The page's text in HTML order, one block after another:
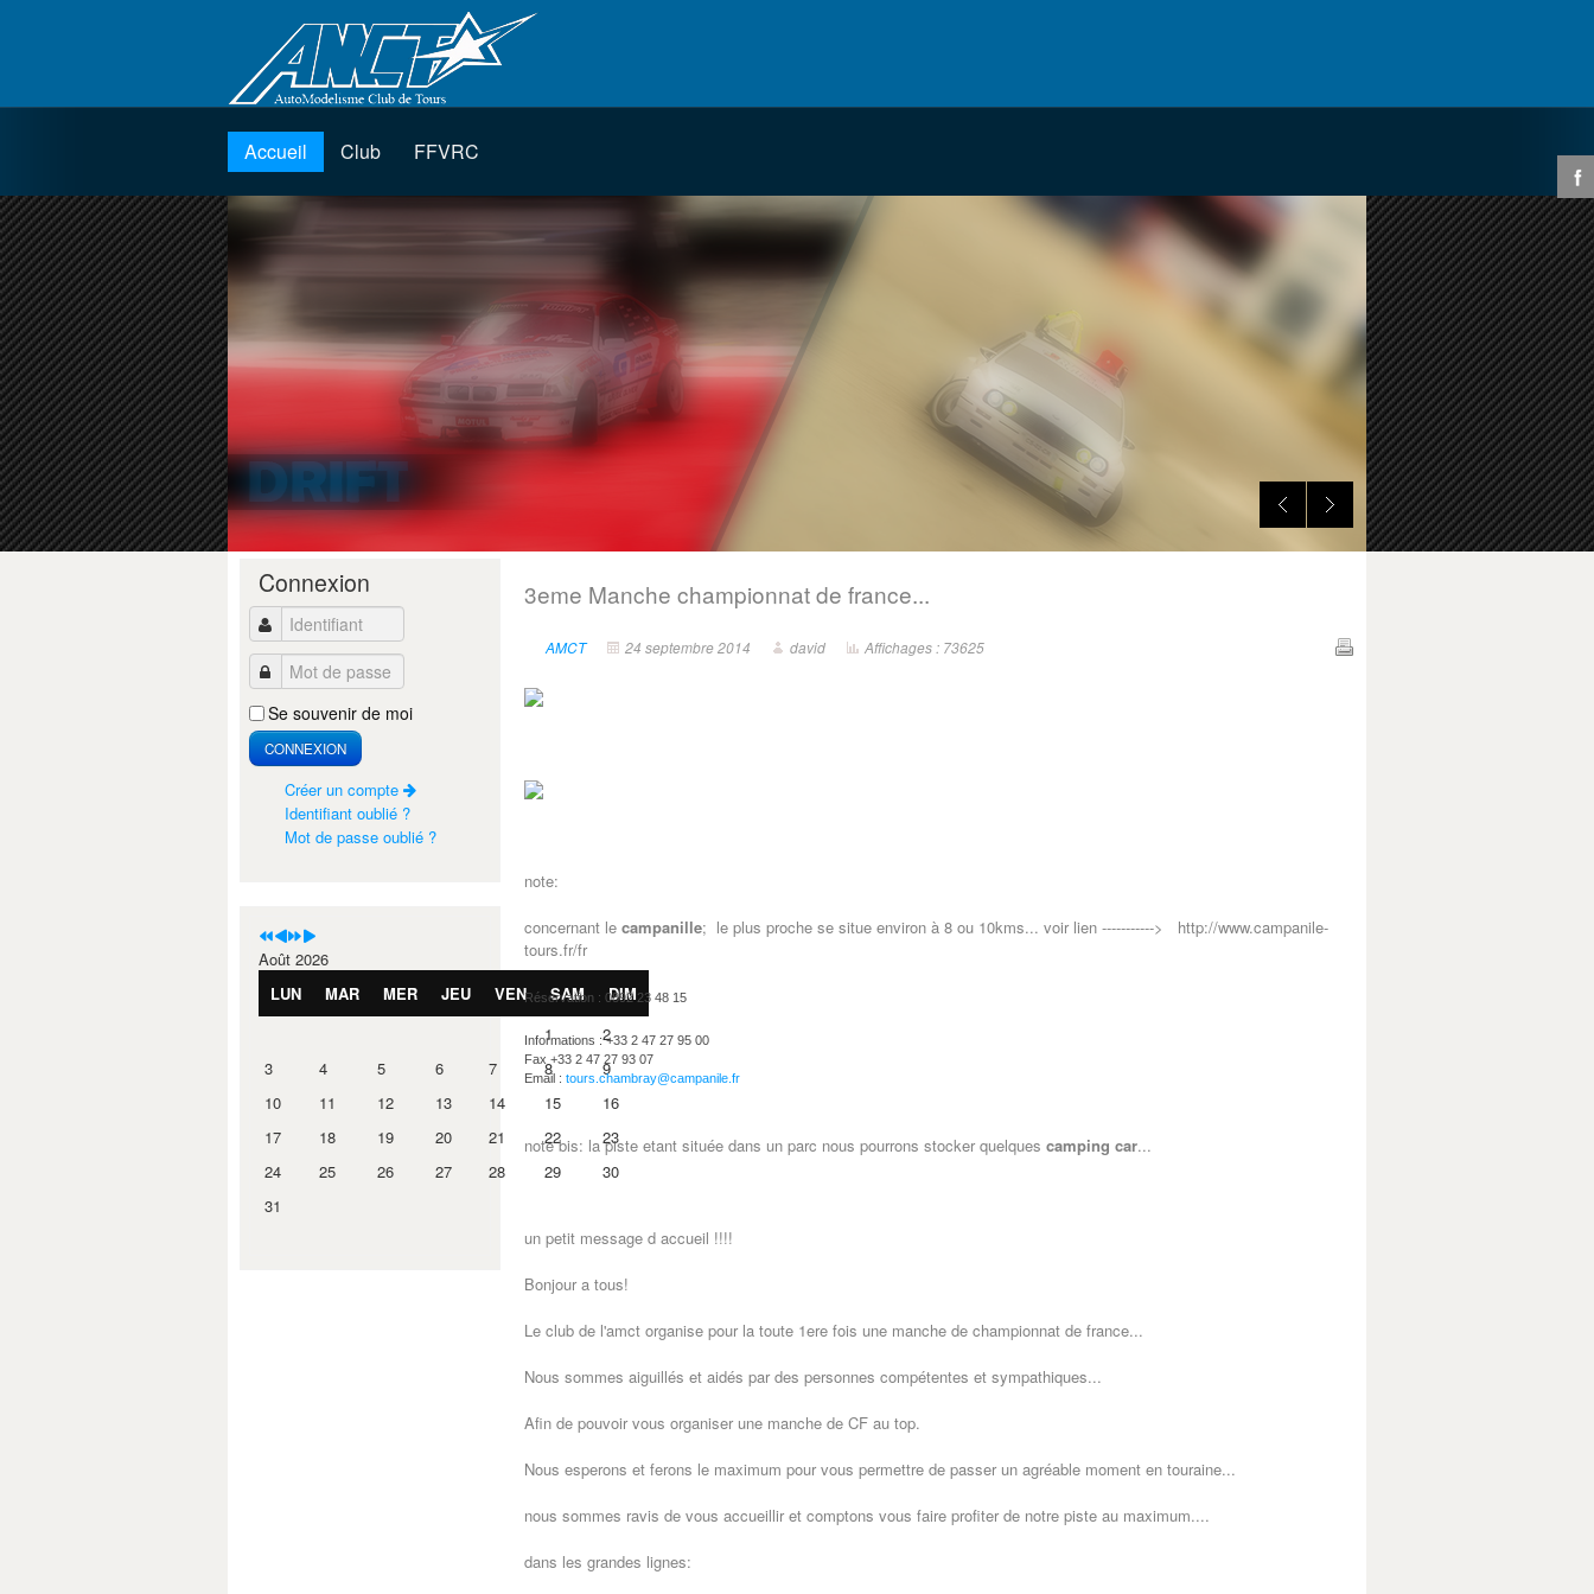
Accueil Club FFVRC
Connexion
Identifiant
Mot de passe
Se souvenir de moi
CONNEXION
Créer un compte
Identifiant oublié ?
Mot de passe oublié ?
Année
précédente
Mois
précédent
Année
suivante
Mois
suivant
Août 2026
LUN
MAR MER JEU VEN SAM
DIM
1
2
3
4 5 6 7 8
9
10
11 12 13 14 15
16
17
18 19 20 21 22
23
24
25 26 27 28 29
30
31
3eme Manche championnat de france...
AMCT 24 septembre 2014 david Affichages : 73625
note:
concernant le campanille; le plus proche se situe environ à 8 ou 10kms... voir lien -----------> http://www.campanile-
tours.fr/fr
Réservation : 0892 23 48 15
Informations : +33 2 47 27 95 00
Fax +33 2 47 27 93 07
Email : tours.chambray@campanile.fr
note bis: la piste etant située dans un parc nous pourrons stocker quelques camping car...
un petit message d accueil !!!!
Bonjour a tous!
Le club de l'amct organise pour la toute 1ere fois une manche de championnat de france...
Nous sommes aiguillés et aidés par des personnes compétentes et sympathiques...
Afin de pouvoir vous organiser une manche de CF au top.
Nous esperons et ferons le maximum pour vous permettre de passer un agréable moment en touraine...
nous sommes ravis de vous accueillir et comptons vous faire profiter de notre piste au maximum....
dans les grandes lignes: